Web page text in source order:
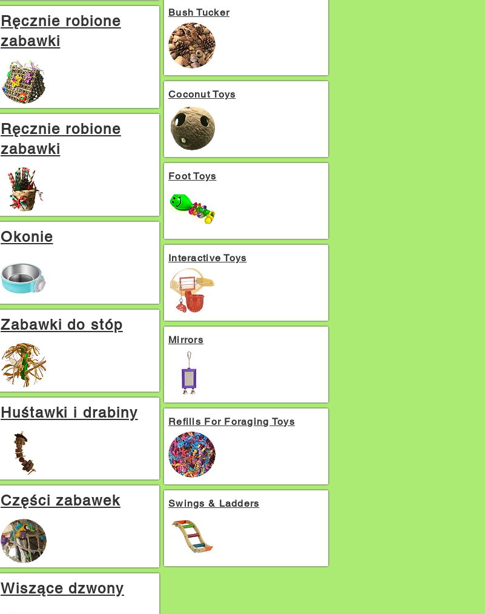
Ręcznie robione
zabawki
Ręcznie robione
zabawki
Okonie
Zabawki do stóp
Huśtawki i drabiny
Części zabawek
Wiszące dzwony
Bush Tucker
Coconut Toys
Foot Toys
Interactive Toys
Mirrors
Refills For Foraging Toys
Swings & Ladders